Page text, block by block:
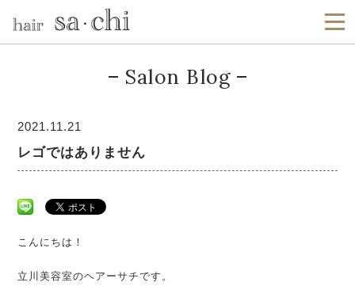
Salon Blog
2021.11.21
レゴではありません
こんにちは！
立川美容室のヘアーサチです。